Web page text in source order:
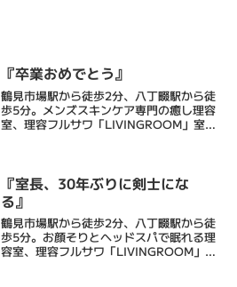
『卒業おめでとう』
鶴見市場駅から徒歩2分、八丁畷駅から徒
歩5分。メンズスキンケア専門の癒し理容
室、理容フルサワ「LIVINGROOM」室長
スパ、等で癒...
『室長、30年ぶりに剣士にな
る』
鶴見市場駅から徒歩2分、八丁畷駅から徒
歩5分。お顔そりとヘッドスパで眠れる理
容室、理容フルサワ「LIVINGROOM」室